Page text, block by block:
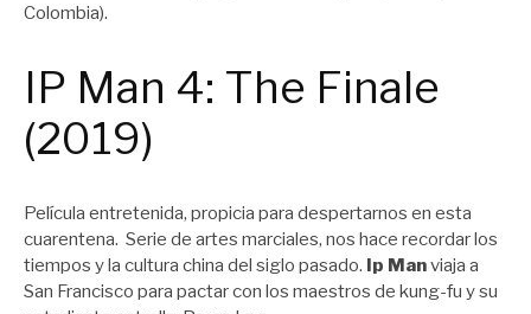
Colombia).
IP Man 4: The Finale
(2019)
Película entretenida, propicia para despertarnos en esta
cuarentena. Serie de artes marciales, nos hace recordar los
tiempos y la cultura china del siglo pasado. Ip Manviaja a
San Francisco para pactar con los maestros de kung-fu y su